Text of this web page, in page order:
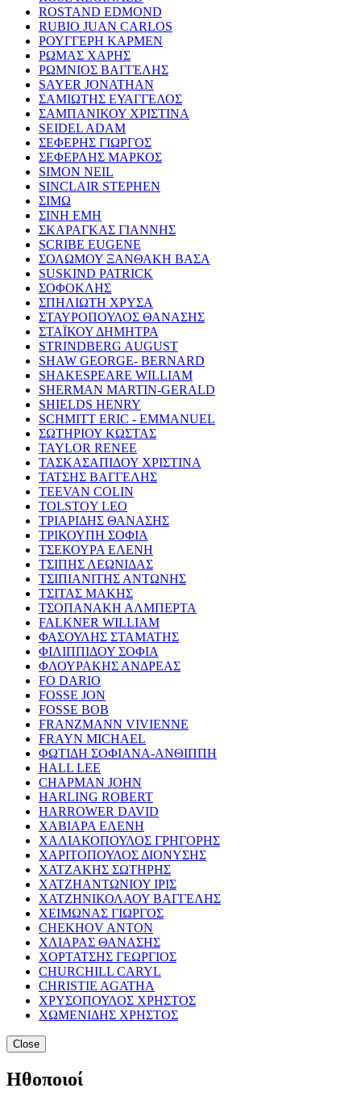
ROSTAND EDMOND
RUBIO JUAN CARLOS
ΡΟΥΓΓΕΡΗ ΚΑΡΜΕΝ
ΡΩΜΑΣ ΧΑΡΗΣ
ΡΩΜΝΙΟΣ ΒΑΓΓΕΛΗΣ
SAYER JONATHAN
ΣΑΜΙΩΤΗΣ ΕΥΑΓΓΕΛΟΣ
ΣΑΜΠΑΝΙΚΟΥ ΧΡΙΣΤΙΝΑ
SEIDEL ADAM
ΣΕΦΕΡΗΣ ΓΙΩΡΓΟΣ
ΣΕΦΕΡΛΗΣ ΜΑΡΚΟΣ
SIMON NEIL
SINCLAIR STEPHEN
ΣΙΜΩ
ΣΙΝΗ ΕΜΗ
ΣΚΑΡΑΓΚΑΣ ΓΙΑΝΝΗΣ
SCRIBE EUGENE
ΣΟΛΩΜΟΥ ΞΑΝΘΑΚΗ ΒΑΣΑ
SUSKIND PATRICK
ΣΟΦΟΚΛΗΣ
ΣΠΗΛΙΩΤΗ ΧΡΥΣΑ
ΣΤΑΥΡΟΠΟΥΛΟΣ ΘΑΝΑΣΗΣ
ΣΤΑΪΚΟΥ ΔΗΜΗΤΡΑ
STRINDBERG AUGUST
SHAW GEORGE- BERNARD
SHAKESPEARE WILLIAM
SHERMAN MARTIN-GERALD
SHIELDS HENRY
SCHMITT ERIC - EMMANUEL
ΣΩΤΗΡΙΟΥ ΚΩΣΤΑΣ
TAYLOR RENEE
ΤΑΣΚΑΣΑΠΙΔΟΥ ΧΡΙΣΤΙΝΑ
ΤΑΤΣΗΣ ΒΑΓΓΕΛΗΣ
TEEVAN COLIN
TOLSTOY LEO
ΤΡΙΑΡΙΔΗΣ ΘΑΝΑΣΗΣ
ΤΡΙΚΟΥΠΗ ΣΟΦΙΑ
ΤΣΕΚΟΥΡΑ ΕΛΕΝΗ
ΤΣΙΠΗΣ ΛΕΩΝΙΔΑΣ
ΤΣΙΠΙΑΝΙΤΗΣ ΑΝΤΩΝΗΣ
ΤΣΙΤΑΣ ΜΑΚΗΣ
ΤΣΟΠΑΝΑΚΗ ΑΛΜΠΕΡΤΑ
FALKNER WILLIAM
ΦΑΣΟΥΛΗΣ ΣΤΑΜΑΤΗΣ
ΦΙΛΙΠΠΙΔΟΥ ΣΟΦΙΑ
ΦΛΟΥΡΑΚΗΣ ΑΝΔΡΕΑΣ
FO DARIO
FOSSE JON
FOSSE BOB
FRANZMANN VIVIENNE
FRAYN MICHAEL
ΦΩΤΙΔΗ ΣΟΦΙΑΝΑ-ΑΝΘΙΠΠΗ
HALL LEE
CHAPMAN JOHN
HARLING ROBERT
HARROWER DAVID
ΧΑΒΙΑΡΑ ΕΛΕΝΗ
ΧΑΛΙΑΚΟΠΟΥΛΟΣ ΓΡΗΓΟΡΗΣ
ΧΑΡΙΤΟΠΟΥΛΟΣ ΔΙΟΝΥΣΗΣ
ΧΑΤΖΑΚΗΣ ΣΩΤΗΡΗΣ
ΧΑΤΖΗΑΝΤΩΝΙΟΥ ΙΡΙΣ
ΧΑΤΖΗΝΙΚΟΛΑΟΥ ΒΑΓΓΕΛΗΣ
ΧΕΙΜΩΝΑΣ ΓΙΩΡΓΟΣ
CHEKHOV ANTON
ΧΛΙΑΡΑΣ ΘΑΝΑΣΗΣ
ΧΟΡΤΑΤΣΗΣ ΓΕΩΡΓΙΟΣ
CHURCHILL CARYL
CHRISTIE AGATHA
ΧΡΥΣΟΠΟΥΛΟΣ ΧΡΗΣΤΟΣ
ΧΩΜΕΝΙΔΗΣ ΧΡΗΣΤΟΣ
Close
Ηθοποιοί